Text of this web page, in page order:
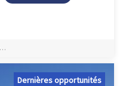
Dernières opportunités